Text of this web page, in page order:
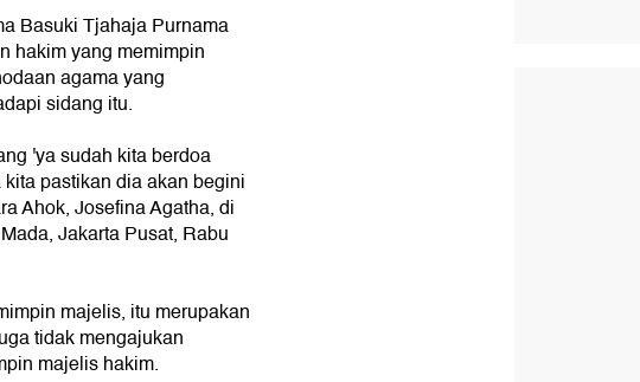
Basuki Tjahaja Purnama
hakim yang memimpin
agama yang
sidang itu.
'ya sudah kita berdoa
pastikan dia akan begini
Ahok, Josefina Agatha, di
Jakarta Pusat, Rabu
majelis, itu merupakan
tidak mengajukan
majelis hakim.